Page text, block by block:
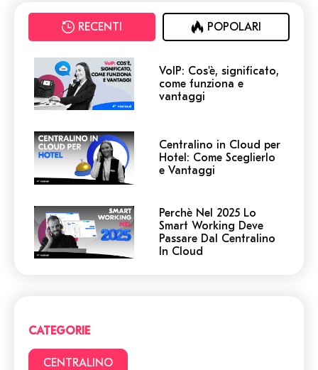
RECENTI POPOLARI
VoIP: Cos'è, significato,
come funziona e
vantaggi
Centralino in Cloud per
Hotel: Come Sceglierlo
e Vantaggi
Perchè Nel 2025 Lo
Smart Working Deve
Passare Dal Centralino
In Cloud
CATEGORIE
CENTRALINO